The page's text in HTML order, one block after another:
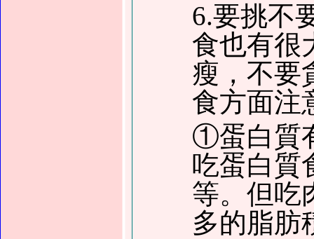
6.要挑不
食也有很
瘦，不要
食方面注
①蛋白質
吃蛋白質
等。但吃
多的脂肪